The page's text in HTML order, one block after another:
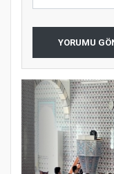
YORUMU